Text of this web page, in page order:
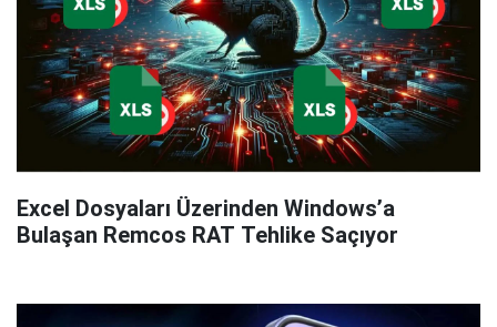
Excel Dosyaları Üzerinden Windows’a
Bulaşan Remcos RAT Tehlike Saçıyor